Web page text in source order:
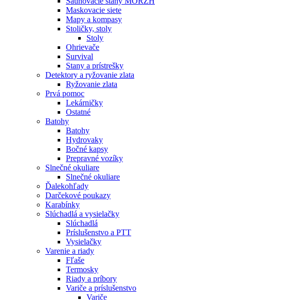
Maskovacie siete
Mapy a kompasy
Stoličky, stoly
Stoly
Ohrievače
Survival
Stany a prístrešky
Detektory a ryžovanie zlata
Ryžovanie zlata
Prvá pomoc
Lekárničky
Ostatné
Batohy
Batohy
Hydrovaky
Bočné kapsy
Prepravné vozíky
Slnečné okuliare
Slnečné okuliare
Ďalekohľady
Darčekové poukazy
Karabínky
Slúchadlá a vysielačky
Slúchadlá
Príslušenstvo a PTT
Vysielačky
Varenie a riady
Fľaše
Termosky
Riady a príbory
Variče a príslušenstvo
Variče